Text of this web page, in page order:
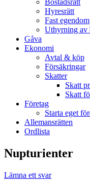
Hyresrätt
Fast egendom
Uthyrning av
Gåva
Ekonomi
Avtal & köp
Försäkringar
Skatter
Skatt
Skatt
Företag
Starta eget
Allemansrätten
Ordlista
Nupturienter
Lämna ett svar